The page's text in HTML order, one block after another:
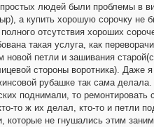
людей были проблемы в
а купить хорошую сорочку не
отсутствия хороших
такая услуга, как
новой петли и зашивания старой(с
стороны воротника). Даже
рубашке так сама
поднимали, то ремонтировать
то ж их делал, кто-то и петли
которые не гнушались этим